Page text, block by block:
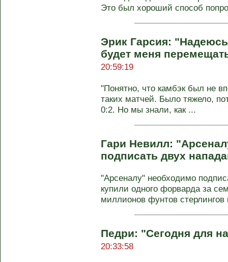
Это был хороший способ
Эрик Гарсия:
будет меня
20:59:19
"Понятно, что камбэк был не
таких матчей. Было тяжело,
0:2. Но мы знали, как ...
Гари Невилл:
подписать двух
"Арсеналу" необходимо
купили одного форварда за
миллионов фунтов стерлингов
Педри: "Сегодня для
20:33:58